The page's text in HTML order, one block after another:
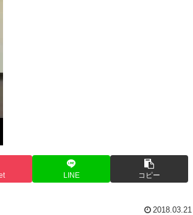
LINE コピー
2018.03.21